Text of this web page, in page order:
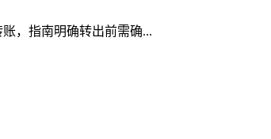
，指南明确转出前需确...